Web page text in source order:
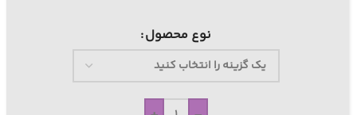
نوع محصول